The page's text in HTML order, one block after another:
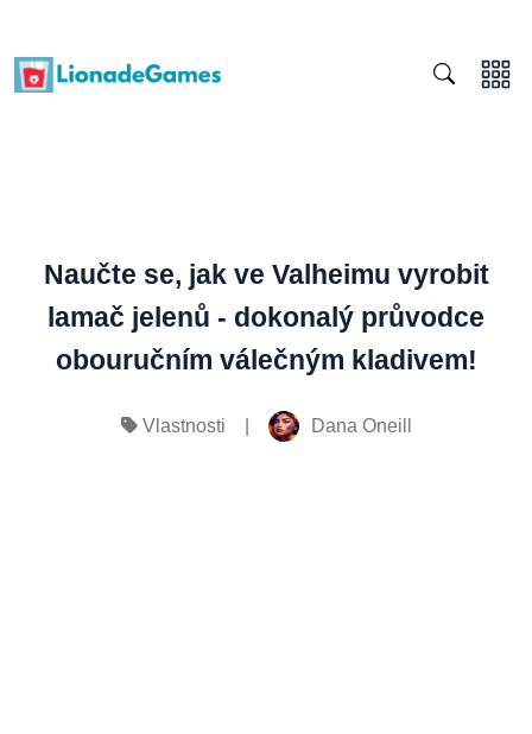
Naučte se, jak ve Valheimu vyrobit
lamač jelenů - dokonalý průvodce
obouručním válečným kladivem!
Vlastnosti Dana Oneill